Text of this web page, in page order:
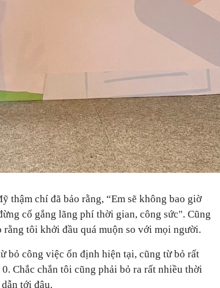
thậm chí đã bảo rằng, “Em sẽ không bao giờ
cố gắng lãng phí thời gian, công sức". Cũng
tôi khởi đầu quá muộn so với mọi người.
bỏ công việc ổn định hiện tại, cũng từ bỏ rất
Chắc chắn tôi cũng phải bỏ ra rất nhiều thời
tới đâu.